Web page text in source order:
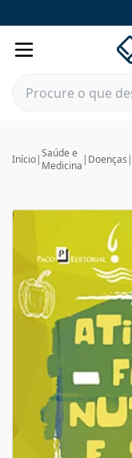
Início|Saúde e
Medicina | Doenças |